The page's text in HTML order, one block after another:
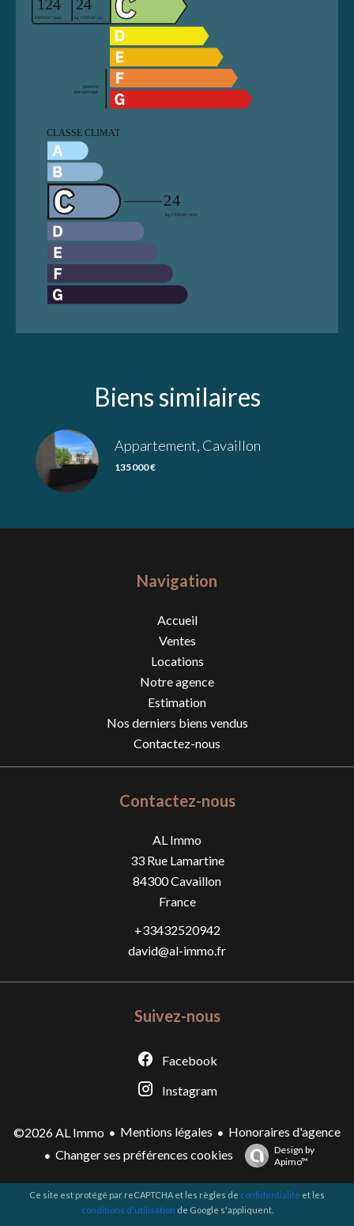
Biens similaires
Appartement, Cavaillon
135 000 €
Navigation
Accueil
Ventes
Locations
Notre agence
Estimation
Nos derniers biens vendus
Contactez-nous
Contactez-nous
AL Immo
33 Rue Lamartine
84300Cavaillon
France
+33432520942
david@al-immo.fr
Suivez-nous
Facebook
Instagram
©2026 AL Immo Mentions légales
Honoraires d'agence
Changer ses préférences cookies
Design by
Apimo™
Ce site est protégé par reCAPTCHA et les règles de confidentialité et les
conditions d'utilisation de Google s'appliquent.